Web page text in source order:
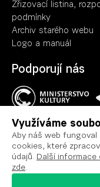
Zřizovací listina,
podmínky
Archiv starého webu
Logo a manuál
Podporují nás
Využíváme
Aby náš web fungoval
cookies, které
údajů. Další
zde.